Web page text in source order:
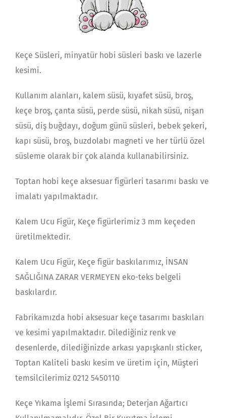
Keçe Süsleri, minyatür hobi süsleri baskı ve lazerle
kesimi.
Kullanım alanları, kalem süsü, kıyafet süsü, broş,
keçe broş, çanta süsü, perde süsü, nikah süsü, nişan
süsü, diş buğdayı, doğum günü süsleri, bebek şekeri,
kapı süsü, broş, buzdolabı magneti ve her türlü özel
süsleme olarak bir çok alanda kullanabilirsiniz.
Toptan hobi keçe aksesuar figürleri tasarımı baskı ve
imalatı yapılmaktadır.
Kalem Ucu Figür, Keçe figürlerimiz 3 mm keçeden
üretilmektedir.
Kalem Ucu Figür, Keçe figür baskılarımız, İNSAN
SAĞLIĞINA ZARAR VERMEYEN eko-teks belgeli
baskılardır.
Fabrikamızda hobi aksesuar keçe tasarımı baskıları
ve kesimi yapılmaktadır. Dilediğiniz renk ve
desenlerde, dilediğinizde arkası yapışkanlı sticker,
Toptan Kaliteli baskı kesim ve üretim için, Müşteri
temsilcilerimiz 0212 5450110
Keçe Yıkama İşlemi Sırasında; Deterjan Ağartıcı